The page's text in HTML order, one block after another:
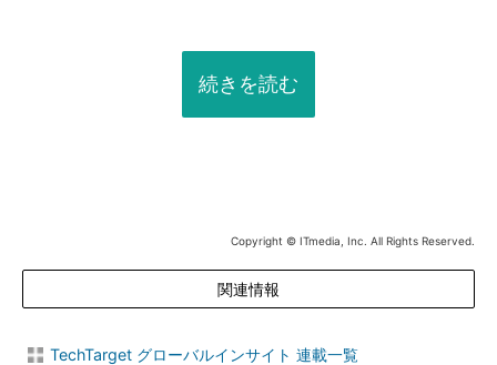
続きを読む
Copyright © ITmedia, Inc. All Rights Reserved.
関連情報
TechTarget グローバルインサイト 連載一覧